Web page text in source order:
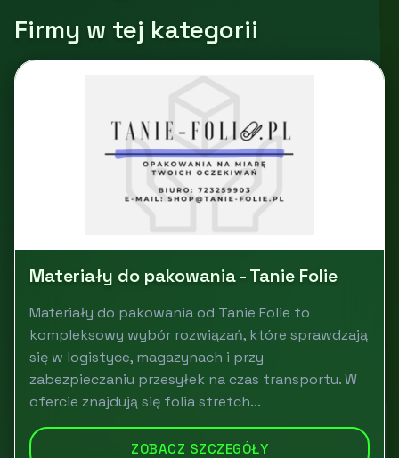
Firmy w tej kategorii
Materiały do pakowania - Tanie Folie
Materiały do pakowania od Tanie Folie to
kompleksowy wybór rozwiązań, które sprawdzają
się w logistyce, magazynach i przy
zabezpieczaniu przesyłek na czas transportu. W
ofercie znajdują się folia stretch...
ZOBACZ SZCZEGÓŁY